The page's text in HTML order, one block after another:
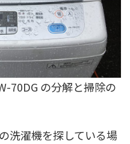
70DG の分解と掃除の
洗濯機を探している場